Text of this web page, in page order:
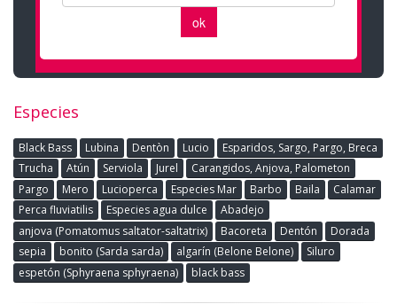
Especies
Black Bass Lubina Dentòn Lucio
Esparidos, Sargo, Pargo, Breca
Trucha
Atún Serviola Jurel
Carangidos, Anjova, Palometon
Pargo
Mero Lucioperca Especies Mar Barbo Baila
Calamar
Perca fluviatilis
Especies agua dulce
Abadejo
anjova (Pomatomus saltator-saltatrix)
Bacoreta Dentón
Dorada
sepia
bonito (Sarda sarda) algarín (Belone Belone)
Siluro
espetón (Sphyraena sphyraena)
black bass